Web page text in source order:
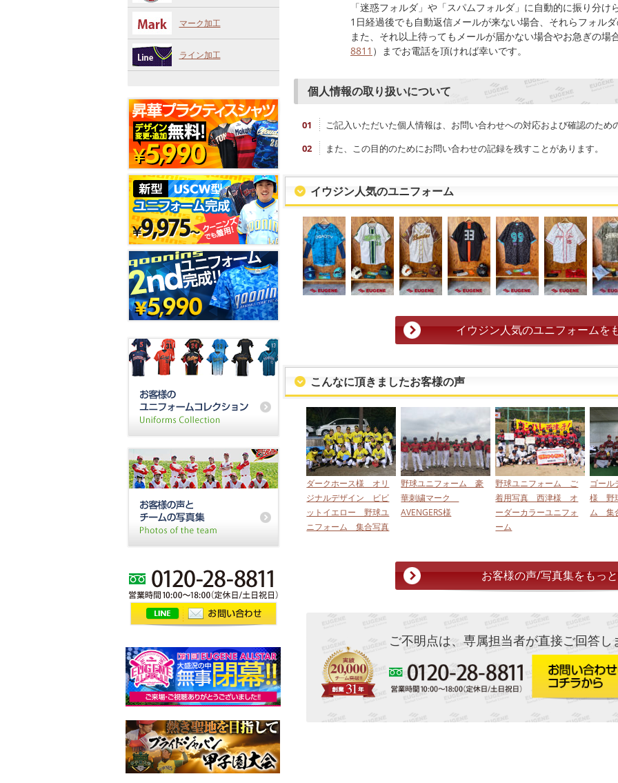
「迷惑フォルダ」や「スパムフォルダ」に自動的に振り分け
1日経過後でも自動返信メールが来ない場合、それらフォルダ
また、それ以上待ってもメールが届かない場合やお急ぎの場
8811 ）までお電話を頂ければ幸いです。
個人情報の取り扱いについて
ご記入いただいた個人情報は、お問い合わせへの対応および確認のため
また、この目的のためにお問い合わせの記録を残すことがあります。
イウジン人気のユニフォーム
イウジン人気のユニフォームを
こんなに頂きましたお客様の声
ダークホース様 オリ
ジナルデザイン ビビ
ットイエロー 野球ユ
ニフォーム 集合写真
野球ユニフォーム 豪
華刺繍マーク
AVENGERS様
野球ユニフォーム ご
着用写真 西津様 オ
ーダーカラーユニフォ
ーム
ゴール
様 野
ム 集
お客様の声/写真集をもっ
ご不明点は、専属担当者が直接ご回答し
マーク加工
ライン加工